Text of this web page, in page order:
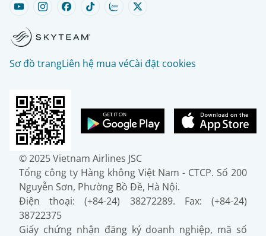
Sơ đồ trangLiên hệ mua véCài đặt cookies
© 2025 Vietnam Airlines JSC
Tổng công ty Hàng không Việt Nam - CTCP. Số 200
Nguyễn Sơn, Phường Bồ Đề, Hà Nội.
Điện thoại: (+84-24) 38272289. Fax: (+84-24)
38722375
Giấy chứng nhận đăng ký doanh nghiệp, mã số